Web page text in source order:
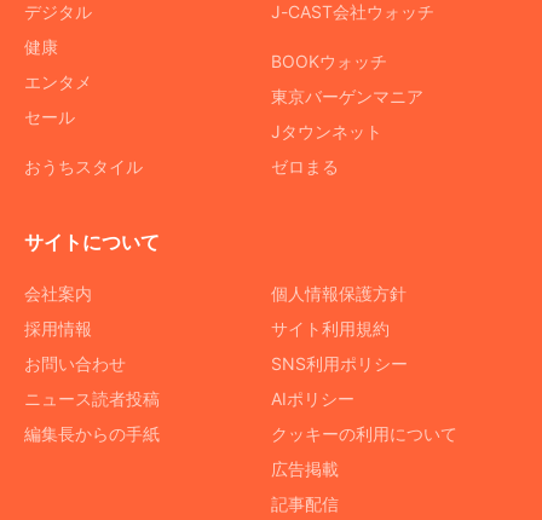
デジタル
健康
エンタメ
セール
おうちスタイル
J-CAST会社ウォッチ
BOOKウォッチ
東京バーゲンマニア
Jタウンネット
ゼロまる
サイトについて
会社案内
採用情報
お問い合わせ
ニュース読者投稿
編集長からの手紙
個人情報保護方針
サイト利用規約
SNS利用ポリシー
AIポリシー
クッキーの利用について
広告掲載
記事配信